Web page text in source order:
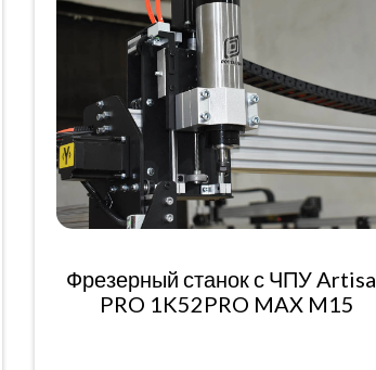
Фрезерный станок с ЧПУ
PRO 1K52PRO MAX M15